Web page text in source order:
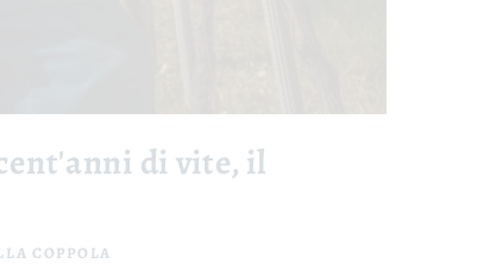
di vite, il
COPPOLA